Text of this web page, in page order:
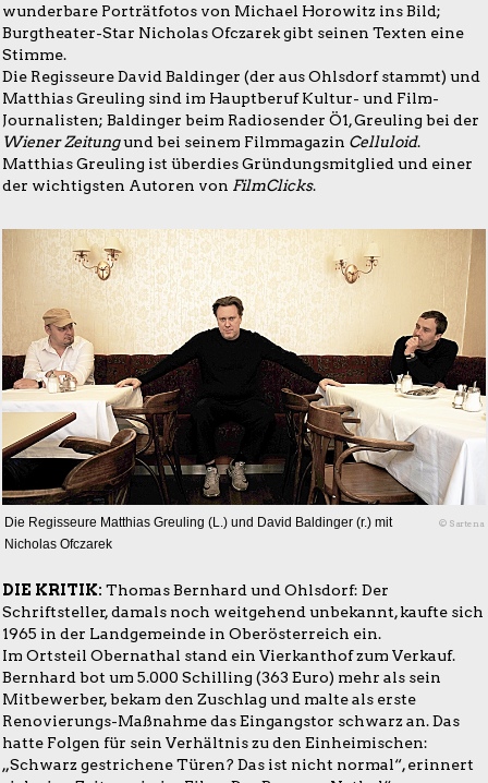
wunderbare Porträtfotos von Michael Horowitz ins Bild;
Burgtheater-Star Nicholas Ofczarek gibt seinen Texten eine
Stimme.
Die Regisseure David Baldinger (der aus Ohlsdorf stammt) und
Matthias Greuling sind im Hauptberuf Kultur- und Film-
Journalisten; Baldinger beim Radiosender Ö1, Greuling bei der
Wiener Zeitungund bei seinem Filmmagazin Celluloid.
Matthias Greuling ist überdies Gründungsmitglied und einer
der wichtigsten Autoren von FilmClicks.
Die Regisseure Matthias Greuling (L.) und David Baldinger (r.) mit
Nicholas Ofczarek
© Sartena
DIE KRITIK: Thomas Bernhard und Ohlsdorf: Der
Schriftsteller, damals noch weitgehend unbekannt, kaufte sich
1965 in der Landgemeinde in Oberösterreich ein.
Im Ortsteil Obernathal stand ein Vierkanthof zum Verkauf.
Bernhard bot um 5.000 Schilling (363 Euro) mehr als sein
Mitbewerber, bekam den Zuschlag und malte als erste
Renovierungs-Maßnahme das Eingangstor schwarz an. Das
hatte Folgen für sein Verhältnis zu den Einheimischen:
„Schwarz gestrichene Türen? Das ist nicht normal“, erinnert